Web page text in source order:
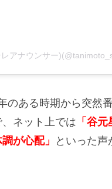
のある時期から突然
ネット上では 「谷
が心配」
といった声